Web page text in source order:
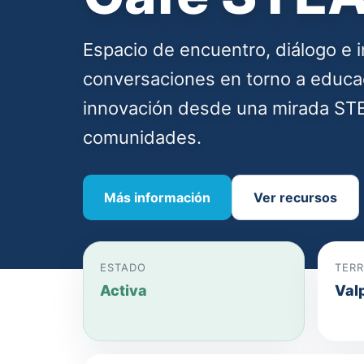
Espacio de encuentro, diálogo e
conversaciones en torno a
innovación desde una mirada
comunidades.
Más información Ver recursos
ESTADO
Activa